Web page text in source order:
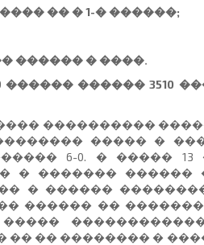
�� � 1-� ������;
������ � ����.
������ ������ 3510
����������
����� �
6-0. � ����� 13
� ������� ������
� ������
������ ��
�� �� �������� �